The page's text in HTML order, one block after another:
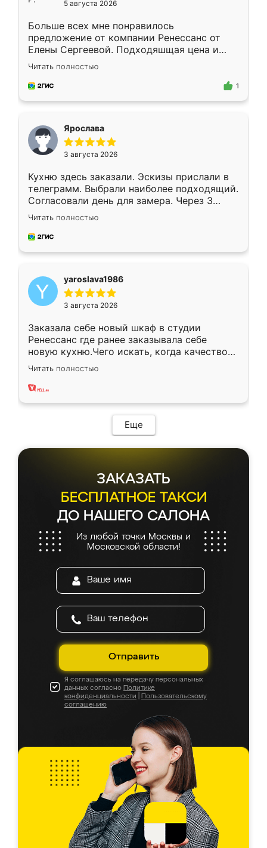
5 августа 2026
Больше всех мне понравилось
предложение от компании Ренессанс от
Елены Сергеевой. Подходяшщая цена и
короткие сроки изготовления. Приехавший
для замера сотрудник Владислав
предложил по моему эскизу самый
Читать полностью
1
Ярослава
3 августа 2026
Кухню здесь заказали. Эскизы прислали в
телеграмм. Выбрали наиболее подходящий.
Согласовали день для замера. Через 3
недели кухня была уже готова. Остались
довольны работой. Спасибо Ренессанс
мебель за качественную работу!
Читать полностью
yaroslava1986
3 августа 2026
Заказала себе новый шкаф в студии
Ренессанс где ранее заказывала себе
новую кухню.Чего искать, когда качеством
вполне довольна. Служит кухня уже почти
два года, нареканий нет.
Читать полностью
Еще
ЗАКАЗАТЬ
БЕСПЛАТНОЕ ТАКСИ
ДО НАШЕГО САЛОНА
Из любой точки Москвы и
Московской области!
Отправить
Я соглашаюсь на передачу персональных
данных согласно Политике
конфиденциальности
Пользовательскому
соглашению